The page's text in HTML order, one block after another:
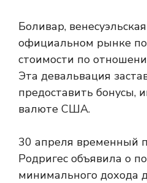
Боливар,
официальном рынке
стоимости по
Эта девальвация
предоставить бонусы,
валюте США.
30 апреля временный
Родригес объявила о
минимального дохода